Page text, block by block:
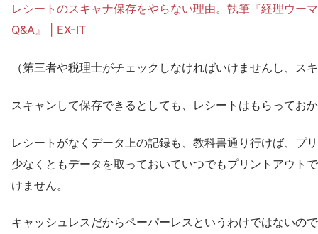
レシートのスキャナ保存をやらない理由。執筆『経理ウ
Q&A』 | EX-IT
（第三者や税理士がチェックしなければいけませんし、ス
スキャンして保存できるとしても、レシートはもらってお
レシートがなくデータ上の記録も、教科書通り行けば、プ
少なくともデータを取っておいていつでもプリントアウト
けません。
キャッシュレスだからペーパーレスというわけではないの